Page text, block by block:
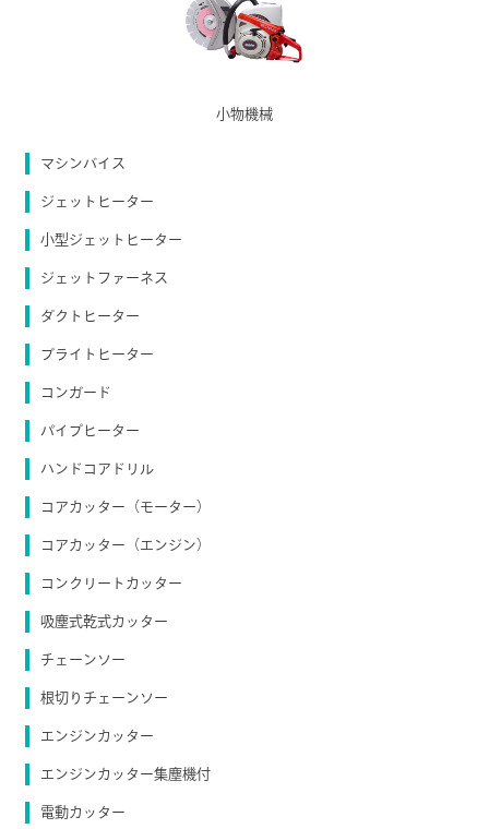
小物機械
マシンバイス
ジェットヒーター
小型ジェットヒーター
ジェットファーネス
ダクトヒーター
ブライトヒーター
コンガード
パイプヒーター
ハンドコアドリル
コアカッター（モーター）
コアカッター（エンジン）
コンクリートカッター
吸塵式乾式カッター
チェーンソー
根切りチェーンソー
エンジンカッター
エンジンカッター集塵機付
電動カッター